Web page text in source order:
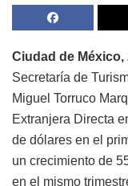
Ciudad de México,
Secretaría de
Miguel Torruco
Extranjera Directa
de dólares en el
un crecimiento de
en el mismo